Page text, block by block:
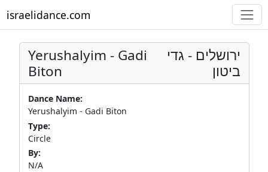
israelidance.com
Yerushalyim - Gadi
Biton
ירושלים - גדי
ביטון
Dance Name:
Yerushalyim - Gadi Biton
Type:
Circle
By:
N/A